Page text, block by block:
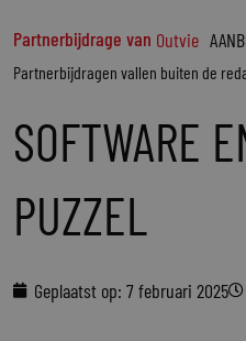
Partnerbijdrage van Outvie
Partnerbijdragen vallen buiten de
SOFTWARE
PUZZEL
Geplaatst op: 7 februari 2025